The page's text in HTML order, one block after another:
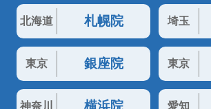
北海道 札幌院 埼玉
東京 銀座院 東京
神奈川 愛知